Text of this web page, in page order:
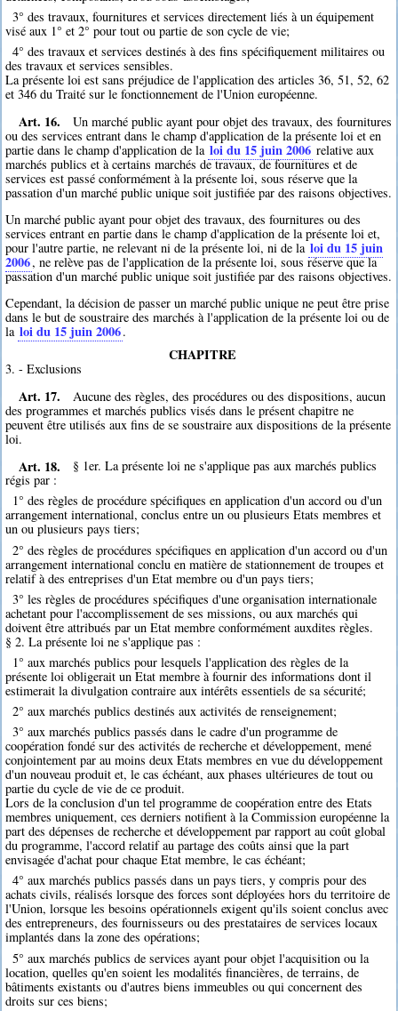
3° des travaux, fournitures et services directement liés à un équipement
visé aux 1° et 2° pour tout ou partie de son cycle de vie;
4° des travaux et services destinés à des fins spécifiquement militaires ou
des travaux et services sensibles.
La présente loi est sans préjudice de l'application des articles 36, 51, 52, 62
et 346 du Traité sur le fonctionnement de l'Union européenne.
Art. 16.
Un marché public ayant pour objet des travaux, des fournitures
ou des services entrant dans le champ d'application de la présente loi et en
partie dans le champ d'application de la loi du 15 juin 2006 relative aux
marchés publics et à certains marchés de travaux, de fournitures et de
services est passé conformément à la présente loi, sous réserve que la
passation d'un marché public unique soit justifiée par des raisons objectives.
Un marché public ayant pour objet des travaux, des fournitures ou des
services entrant en partie dans le champ d'application de la présente loi et,
pour l'autre partie, ne relevant ni de la présente loi, ni de la loi du 15 juin
2006, ne relève pas de l'application de la présente loi, sous réserve que la
passation d'un marché public unique soit justifiée par des raisons objectives.
Cependant, la décision de passer un marché public unique ne peut être prise
dans le but de soustraire des marchés à l'application de la présente loi ou de
la loi du 15 juin 2006.
CHAPITRE
3. - Exclusions
Art. 17.
Aucune des règles, des procédures ou des dispositions, aucun
des programmes et marchés publics visés dans le présent chapitre ne
peuvent être utilisés aux fins de se soustraire aux dispositions de la présente
loi.
Art. 18.
§ 1er. La présente loi ne s'applique pas aux marchés publics
régis par :
1° des règles de procédure spécifiques en application d'un accord ou d'un
arrangement international, conclus entre un ou plusieurs Etats membres et
un ou plusieurs pays tiers;
2° des règles de procédures spécifiques en application d'un accord ou d'un
arrangement international conclu en matière de stationnement de troupes et
relatif à des entreprises d'un Etat membre ou d'un pays tiers;
3° les règles de procédures spécifiques d'une organisation internationale
achetant pour l'accomplissement de ses missions, ou aux marchés qui
doivent être attribués par un Etat membre conformément auxdites règles.
§ 2. La présente loi ne s'applique pas :
1° aux marchés publics pour lesquels l'application des règles de la
présente loi obligerait un Etat membre à fournir des informations dont il
estimerait la divulgation contraire aux intérêts essentiels de sa sécurité;
2° aux marchés publics destinés aux activités de renseignement;
3° aux marchés publics passés dans le cadre d'un programme de
coopération fondé sur des activités de recherche et développement, mené
conjointement par au moins deux Etats membres en vue du développement
d'un nouveau produit et, le cas échéant, aux phases ultérieures de tout ou
partie du cycle de vie de ce produit.
Lors de la conclusion d'un tel programme de coopération entre des Etats
membres uniquement, ces derniers notifient à la Commission européenne la
part des dépenses de recherche et développement par rapport au coût global
du programme, l'accord relatif au partage des coûts ainsi que la part
envisagée d'achat pour chaque Etat membre, le cas échéant;
4° aux marchés publics passés dans un pays tiers, y compris pour des
achats civils, réalisés lorsque des forces sont déployées hors du territoire de
l'Union, lorsque les besoins opérationnels exigent qu'ils soient conclus avec
des entrepreneurs, des fournisseurs ou des prestataires de services locaux
implantés dans la zone des opérations;
5° aux marchés publics de services ayant pour objet l'acquisition ou la
location, quelles qu'en soient les modalités financières, de terrains, de
bâtiments existants ou d'autres biens immeubles ou qui concernent des
droits sur ces biens;